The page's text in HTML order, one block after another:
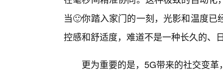
当🙂你踏入家门的一刻，光影和温度
控感和舒适度，难道不是一种长久的、
更为重要的是，5G带来的社交变